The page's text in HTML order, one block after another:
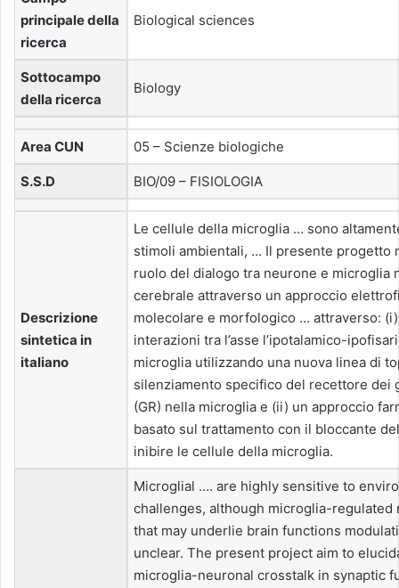
principale della
ricerca
Biological sciences
Sottocampo
della ricerca
Biology
Area CUN 05 – Scienze biologiche
S.S.D BIO/09 – FISIOLOGIA
Descrizione
sintetica in
italiano
Le cellule della microglia … sono
stimoli ambientali, … Il presente progetto
ruolo del dialogo tra neurone e microglia
cerebrale attraverso un approccio
molecolare e morfologico … attraverso:
interazioni tra l’asse l’ipotalamico-
microglia utilizzando una nuova linea di
silenziamento specifico del recettore dei
(GR) nella microglia e (ii) un approccio
basato sul trattamento con il bloccante
inibire le cellule della microglia.
Microglial …. are highly sensitive to
challenges, although microglia-regulated
that may underlie brain functions
unclear. The present project aim to
microglia-neuronal crosstalk in synaptic